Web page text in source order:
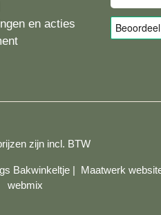
en acties
zijn incl. BTW
Bakwinkeltje | Maatwerk
webmix